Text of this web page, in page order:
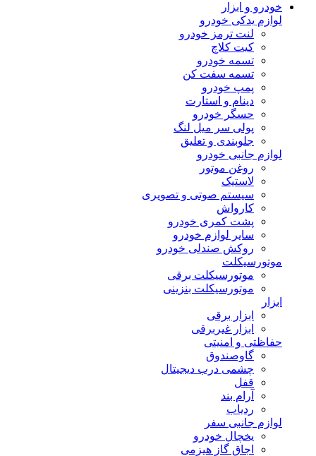
خودرو و ابزار
لوازم یدکی خودرو
لنت ترمز خودرو
کیت کلاچ
تسمه خودرو
تسمه سفت کن
پمپ خودرو
دینام و استارت
حسگر خودرو
پولی سر میل لنگ
جلوبندی و تعلیق
لوازم جانبی خودرو
روغن موتور
لاستیک
سیستم صوتی و تصویری
کارواش
پشت کمری خودرو
سایر لوازم خودرو
روکش صندلی خودرو
موتورسیکلت
موتورسیکلت برقی
موتورسیکلت بنزینی
ابزار
ابزار برقی
ابزار غیربرقی
حفاظتی و امنیتی
گاوصندوق
چشمی درب دیجیتال
قفل
آرام بند
ردیاب
لوازم جانبی سفر
یخچال خودرو
اجاق گاز هیزمی